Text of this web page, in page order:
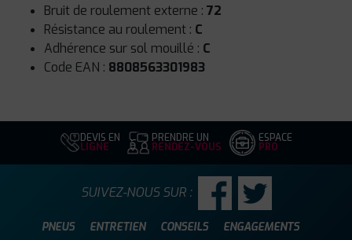
Bruit de roulement externe : 72
Résistance au roulement : C
Adhérence sur sol mouillé : C
Code EAN : 8808563301983
DEVIS EN
LIGNE
PRENDRE UN
RENDEZ-VOUS
ESPACE
PRO
PNEUS ENTRETIEN CONSEILS ENGAGEMENTS
SUIVEZ-NOUS SUR :